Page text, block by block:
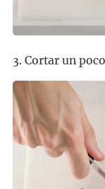
3. Cortar un